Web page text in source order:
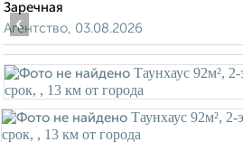
Заречная
Агентство, 03.08.2026
‹